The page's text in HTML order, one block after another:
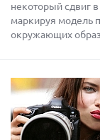
некоторый сдвиг
маркируя модель
окружающих